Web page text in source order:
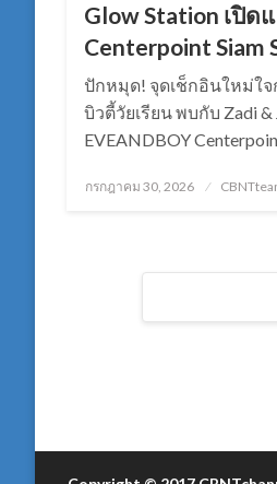
Glow Station เปิด
Centerpoint Siam
ปักหมุด! จุดเช็กอินใหม่ใ
บิวตี้วัยเรียน พบกับ Zadi &
EVEANDBOY
Posted
กรกฎาคม 30, 2026
Posts